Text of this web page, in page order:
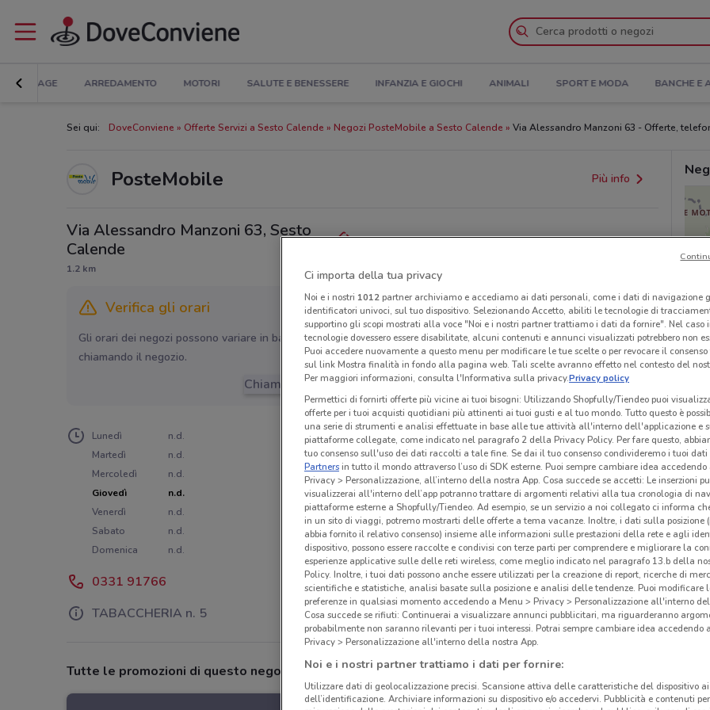
BRICOLAGE ARREDAMENTO MOTORI SALUTE E BENESSERE INFANZIA E GIOCHI ANIMALI SPORT E MODA BANCHE E
Sei qui: DoveConviene Offerte Servizi a Sesto Calende Negozi PosteMobile a Sesto Calende Via Alessandro Manzoni 63 - Offerte,
PosteMobile Più info
Via Alessandro Manzoni 63, Sesto
Calende
1.2 km
Verifica gli orari
Gli orari dei negozi possono variare in base agli ultimi provvedimenti regionali o nazionali. Verifica l’accuratezza
chiamando il negozio.
Chiama il negozio
Lunedì
n.d.
Martedì
n.d.
Mercoledì
n.d.
Giovedì
n.d.
Venerdì
n.d.
Sabato
n.d.
Domenica
n.d.
0331 91766
TABACCHERIA n. 5
Tutte le promozioni di questo negozio
Ci importa della tua privacy
Noi e i nostri 1012partner archiviamo e accediamo ai dati personali, come i dati di navigazione
identificatori univoci, sul tuo dispositivo. Selezionando Accetto, abiliti le tecnologie di
supportino gli scopi mostrati alla voce "Noi e i nostri partner trattiamo i dati da fornire". Nel caso
tecnologie dovessero essere disabilitate, alcuni contenuti e annunci visualizzati potrebbero non
Puoi accedere nuovamente a questo menu per modificare le tue scelte o per revocare il
sul link Mostra finalità in fondo alla pagina web. Tali scelte avranno effetto nel contesto del
Per maggiori informazioni, consulta l'Informativa sulla privacy.Privacy policy
Permettici di fornirti offerte più vicine ai tuoi bisogni: Utilizzando Shopfully/Tiendeo puoi
offerte per i tuoi acquisti quotidiani più attinenti ai tuoi gusti e al tuo mondo. Tutto questo è
una serie di strumenti e analisi effettuate in base alle tue attività all'interno dell'applicazione e
piattaforme collegate, come indicato nel paragrafo 2 della Privacy Policy. Per fare questo,
tuo consenso sull'uso dei dati raccolti a tale fine. Se dai il tuo consenso condivideremo i tuoi dati
Partnersin tutto il mondo attraverso l’uso di SDK esterne. Puoi sempre cambiare idea accedendo
Privacy > Personalizzazione, all’interno della nostra App. Cosa succede se accetti: Le inserzioni
visualizzerai all'interno dell’app potranno trattare di argomenti relativi alla tua cronologia di
piattaforme esterne a Shopfully/Tiendeo. Ad esempio, se un servizio a noi collegato ci informa
in un sito di viaggi, potremo mostrarti delle offerte a tema vacanze. Inoltre, i dati sulla posizione
abbia fornito il relativo consenso) insieme alle informazioni sulle prestazioni della rete e agli
dispositivo, possono essere raccolte e condivisi con terze parti per comprendere e migliorare la
esperienze applicative sulle delle reti wireless, come meglio indicato nel paragrafo 13.b della
Policy. Inoltre, i tuoi dati possono anche essere utilizzati per la creazione di report, ricerche di
scientifiche e statistiche, analisi basate sulla posizione e analisi delle tendenze. Puoi modificare
preferenze in qualsiasi momento accedendo a Menu > Privacy > Personalizzazione all'interno
Cosa succede se rifiuti: Continuerai a visualizzare annunci pubblicitari, ma riguarderanno
probabilmente non saranno rilevanti per i tuoi interessi. Potrai sempre cambiare idea accedendo
Privacy > Personalizzazione all'interno della nostra App.
Noi e i nostri partner trattiamo i dati per fornire:
Utilizzare dati di geolocalizzazione precisi. Scansione attiva delle caratteristiche del dispositivo
dell’identificazione. Archiviare informazioni su dispositivo e/o accedervi. Pubblicità e contenuti